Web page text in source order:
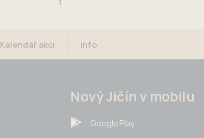
Kalendář akcí info
Nový Jičín v mobilu
Google Play